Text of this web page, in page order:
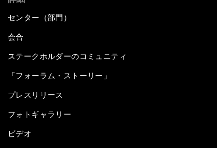
センター（部門）
会合
ステークホルダーのコミュニティ
「フォーラム・ストーリー」
プレスリリース
フォトギャラリー
ビデオ